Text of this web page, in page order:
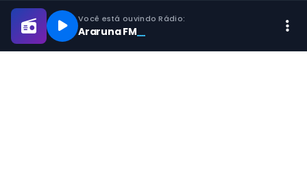
Você está ouvindo Rádio:
Araruna FM